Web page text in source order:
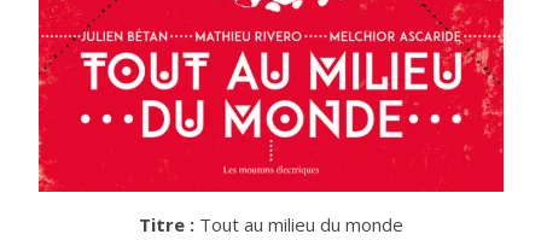
Titre : Tout au milieu du monde